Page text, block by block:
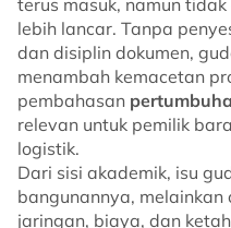
lebih lancar. Tanpa
dan disiplin dokumen,
menambah kemacetan
pembahasan
relevan untuk pemilik
logistik.
Dari sisi akademik, isu
bangunannya,
jaringan, biaya, dan